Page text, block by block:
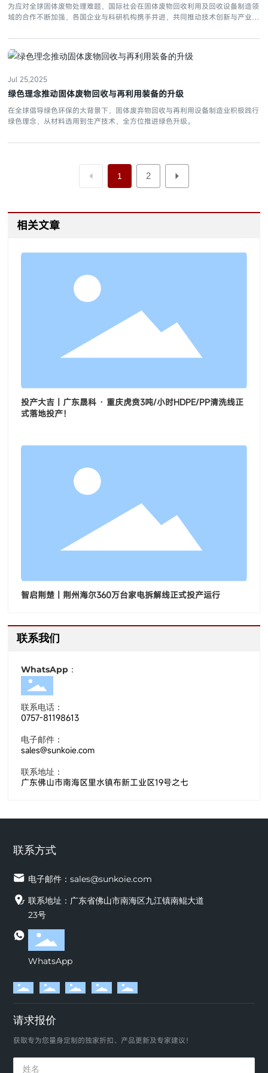
为应对全球固体废物处理难题，国际社会在固体废物回收利用及回收设备制造领
域的合作不断加强，各国企业与科研机构携手并进，共同推动技术创新与产业升
Jul 25,2025
绿色理念推动固体废物回收与再利用装备的升级
在全球倡导绿色环保的大背景下，固体废弃物回收与再利用设备制造业积极践行
绿色理念，从材料选用到生产技术，全方位推进绿色升级。
1 2
相关文章
投产大吉｜广东晟科 · 重庆虎贲3吨/小时HDPE/PP清洗线正
式落地投产！
智启荆楚｜荆州海尔360万台家电拆解线正式投产运行
联系我们
WhatsApp：
联系电话：
0757-81198613
电子邮件：
sales@sunkoie.com
联系地址：
广东佛山市南海区里水镇布新工业区19号之七
联系方式
电子邮件：sales@sunkoie.com
联系地址：广东省佛山市南海区九江镇南鲲大道
23号
WhatsApp
请求报价
获取专为您量身定制的独家折扣、产品更新及专家建议！